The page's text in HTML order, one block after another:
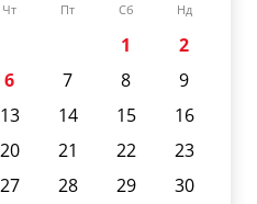
Чт Пт Сб Нд
1
2
6 7 8
9
13 14 15
16
20 21 22
23
27 28 29
30